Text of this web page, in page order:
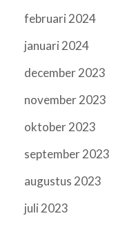
februari 2024
januari 2024
december 2023
november 2023
oktober 2023
september 2023
augustus 2023
juli 2023